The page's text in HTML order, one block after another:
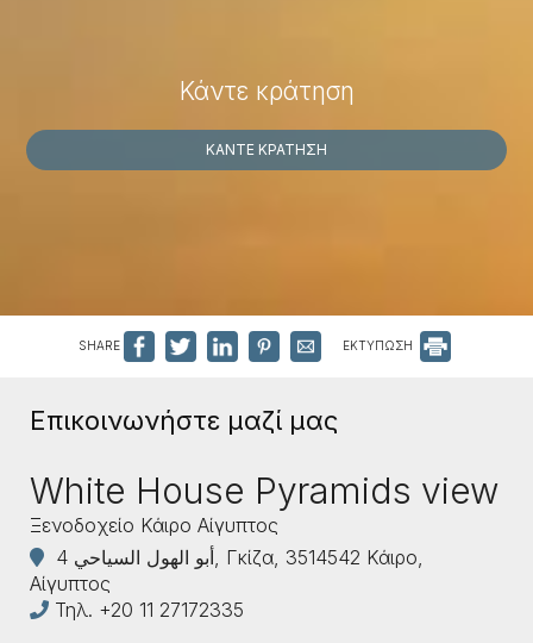
Κάντε κράτηση
ΚΆΝΤΕ ΚΡΆΤΗΣΗ
SHARE ΕΚΤΥΠΩΣΗ
Επικοινωνήστε μαζί μας
White House Pyramids view
Ξενοδοχείο Κάιρο Αίγυπτος
4 أبو الهول السياحي, Γκίζα, 3514542 Κάιρο,
Αίγυπτος
Τηλ. +20 11 27172335